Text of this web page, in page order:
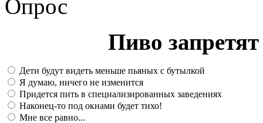
Опрос
Пиво
Дети будут видеть меньше пьяных с бутылкой
Я думаю, ничего не изменится
Придется пить в специализированных заведениях
Наконец-то под окнами будет тихо!
Мне все равно...